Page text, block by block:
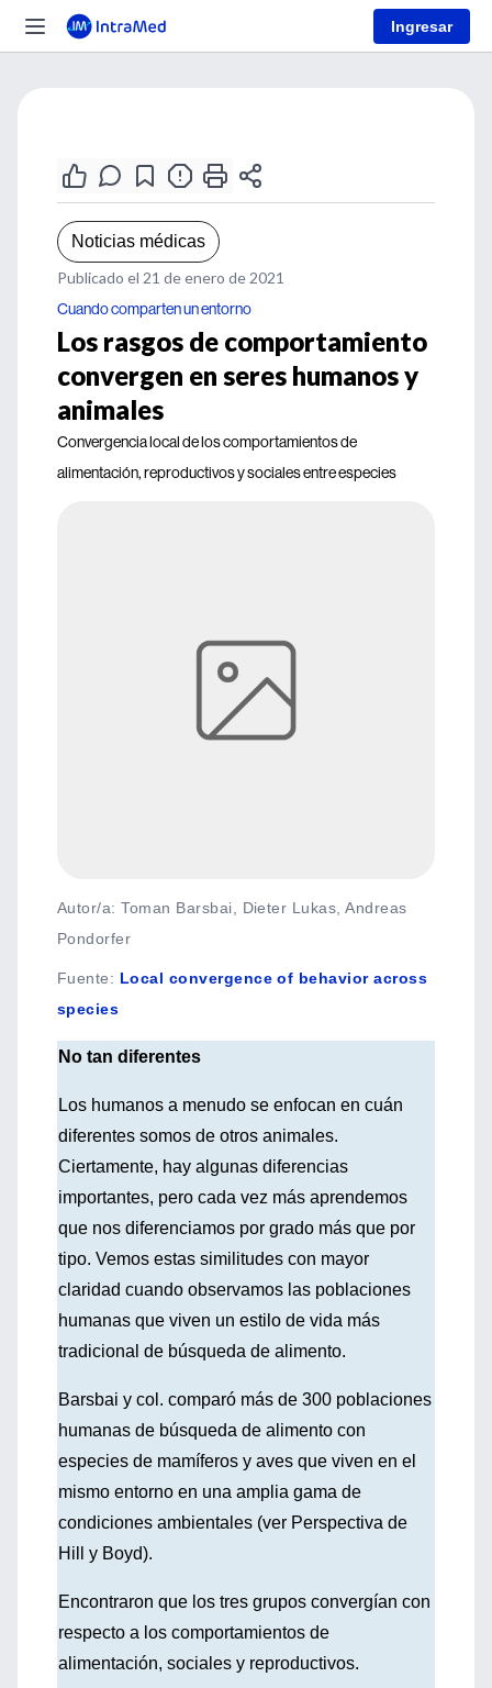
Ingresar
Noticias médicas
Publicado el 21 de enero de 2021
Cuando comparten un entorno
Los rasgos de comportamiento
convergen en seres humanos y
animales
Convergencia local de los comportamientos de
alimentación, reproductivos y sociales entre especies
Autor/a: Toman Barsbai, Dieter Lukas, Andreas
Pondorfer
Fuente: Local convergence of behavior across
species
No tan diferentes
Los humanos a menudo se enfocan en cuán
diferentes somos de otros animales.
Ciertamente, hay algunas diferencias
importantes, pero cada vez más aprendemos
que nos diferenciamos por grado más que por
tipo. Vemos estas similitudes con mayor
claridad cuando observamos las poblaciones
humanas que viven un estilo de vida más
tradicional de búsqueda de alimento.
Barsbai y col. comparó más de 300 poblaciones
humanas de búsqueda de alimento con
especies de mamíferos y aves que viven en el
mismo entorno en una amplia gama de
condiciones ambientales (ver Perspectiva de
Hill y Boyd).
Encontraron que los tres grupos convergían con
respecto a los comportamientos de
alimentación, sociales y reproductivos.